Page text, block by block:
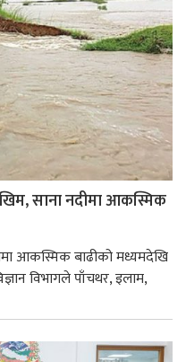
साना नदीमा आकस्मिक
आकस्मिक बाढीको मध्यमदेखि
विभागले पाँचथर, इलाम,